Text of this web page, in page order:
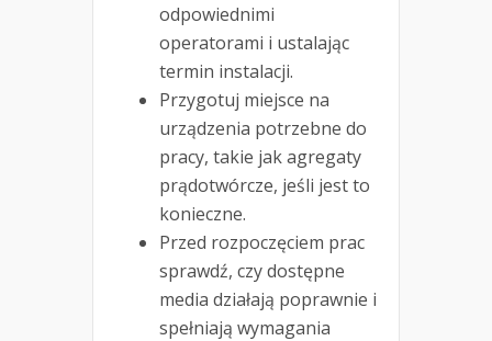
odpowiednimi
operatorami i ustalając
termin instalacji.
Przygotuj miejsce na
urządzenia potrzebne do
pracy, takie jak agregaty
prądotwórcze, jeśli jest to
konieczne.
Przed rozpoczęciem prac
sprawdź, czy dostępne
media działają poprawnie i
spełniają wymagania